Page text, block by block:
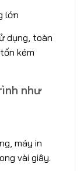
lớn
dụng, toàn
kém
như
máy in
vài giây.